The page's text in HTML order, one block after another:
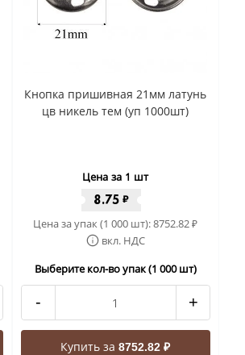
Кнопка пришивная 21мм латунь
цв никель тем (уп 1000шт)
Цена за 1 шт
8.75 ₽
Цена за упак (1 000 шт):8752.82₽
вкл. НДС
Выберите кол-во упак (1 000 шт)
- +
Купить за8752.82 ₽